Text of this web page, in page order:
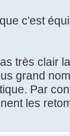
c'est
très clair
grand
Par
les